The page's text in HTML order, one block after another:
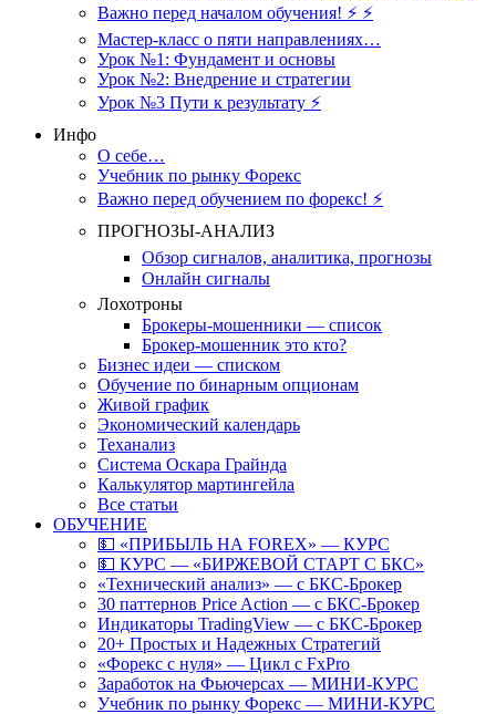
Важно перед началом обучения! ⚡ ⚡
Мастер-класс о пяти направлениях…
Урок №1: Фундамент и основы
Урок №2: Внедрение и стратегии
Урок №3 Пути к результату ⚡️
Инфо
О себе…
Учебник по рынку Форекс
Важно перед обучением по форекс! ⚡
ПРОГНОЗЫ-АНАЛИЗ
Обзор сигналов, аналитика, прогнозы
Онлайн сигналы
Лохотроны
Брокеры-мошенники — список
Брокер-мошенник это кто?
Бизнес идеи — списком
Обучение по бинарным опционам
Живой график
Экономический календарь
Теханализ
Система Оскара Грайнда
Калькулятор мартингейла
Все статьи
ОБУЧЕНИЕ
💵 «ПРИБЫЛЬ НА FOREX» — КУРС
💵 КУРС — «БИРЖЕВОЙ СТАРТ С БКС»
«Технический анализ» — с БКС-Брокер
30 паттернов Price Action — с БКС-Брокер
Индикаторы TradingView — с БКС-Брокер
20+ Простых и Надежных Стратегий
«Форекс с нуля» — Цикл с FxPro
Заработок на Фьючерсах — МИНИ-КУРС
Учебник по рынку Форекс — МИНИ-КУРС